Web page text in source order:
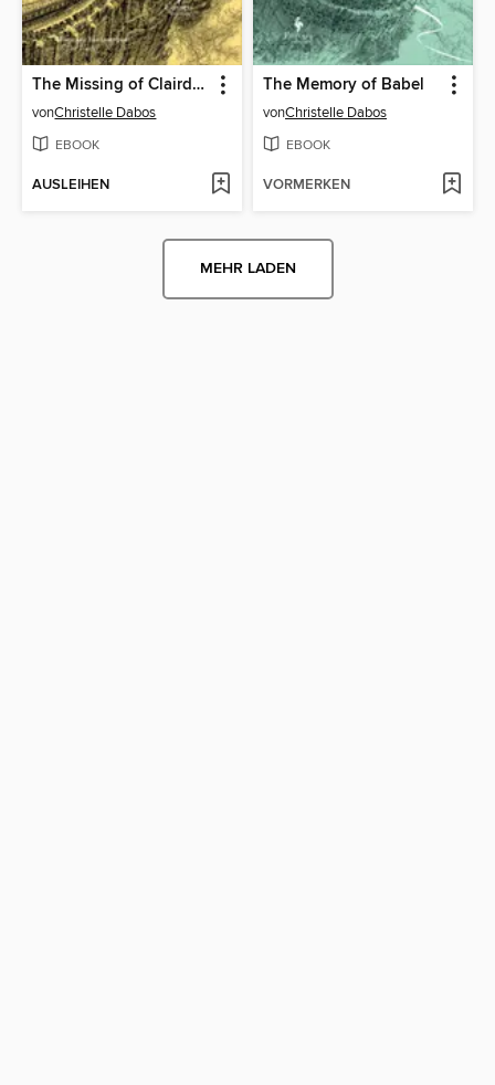
The Missing of Clairdelune
vonChristelle Dabos
EBOOK
AUSLEIHEN
The Memory of Babel
vonChristelle Dabos
EBOOK
VORMERKEN
MEHR LADEN